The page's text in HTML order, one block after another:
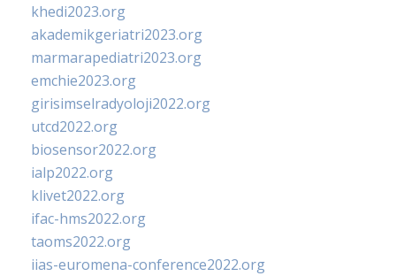
khedi2023.org
akademikgeriatri2023.org
marmarapediatri2023.org
emchie2023.org
girisimselradyoloji2022.org
utcd2022.org
biosensor2022.org
ialp2022.org
klivet2022.org
ifac-hms2022.org
taoms2022.org
iias-euromena-conference2022.org